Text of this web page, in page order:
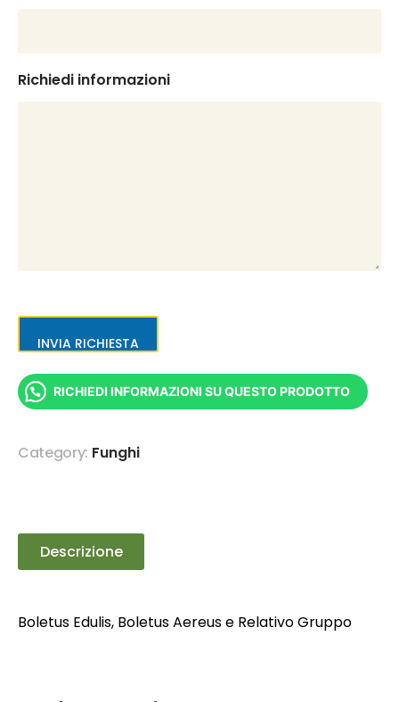
Richiedi informazioni
INVIA RICHIESTA
RICHIEDI INFORMAZIONI SU QUESTO PRODOTTO
Category: Funghi
Descrizione
Boletus Edulis, Boletus Aereus e Relativo Gruppo